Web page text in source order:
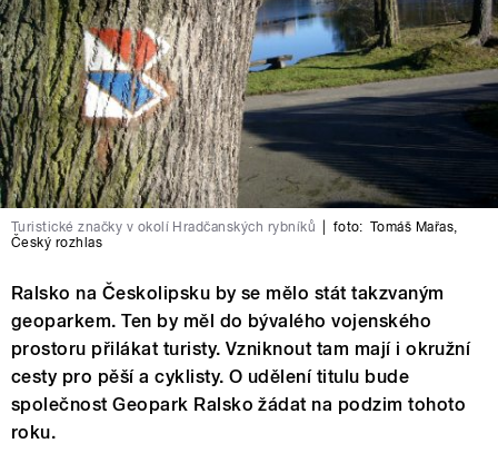
Turistické značky v okolí Hradčanských rybníků foto: Tomáš Mařas,
Český rozhlas
Ralsko na Českolipsku by se mělo stát takzvaným
geoparkem. Ten by měl do bývalého vojenského
prostoru přilákat turisty. Vzniknout tam mají i okružní
cesty pro pěší a cyklisty. O udělení titulu bude
společnost Geopark Ralsko žádat na podzim tohoto
roku.